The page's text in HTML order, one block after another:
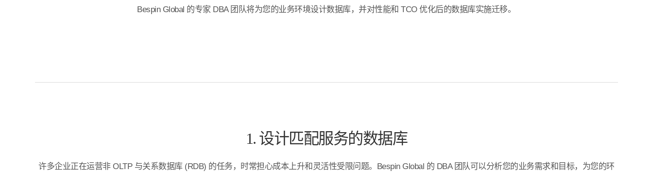
Bespin Global 的专家 DBA 团队将为您的业务环境设计数据库，并对性能和 TCO 优化后的数据库实施迁移。
1. 设计匹配服务的数据库
许多企业正在运营非 OLTP 与关系数据库 (RDB) 的任务，时常担心成本上升和灵活性受限问题。Bespin Global 的 DBA 团队可以分析您的业务需求和目标，为您的环